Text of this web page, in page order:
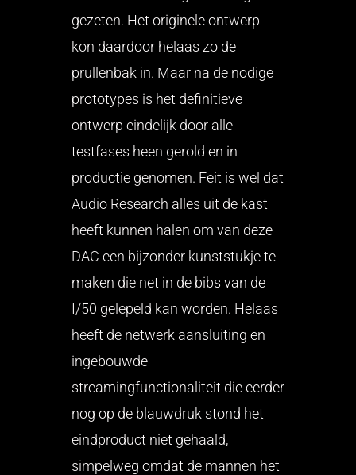
gezeten. Het originele ontwerp
kon daardoor helaas zo de
prullenbak in. Maar na de nodige
prototypes is het definitieve
ontwerp eindelijk door alle
testfases heen gerold en in
productie genomen. Feit is wel dat
Audio Research alles uit de kast
heeft kunnen halen om van deze
DAC een bijzonder kunststukje te
maken die net in de bibs van de
I/50 gelepeld kan worden. Helaas
heeft de netwerk aansluiting en
ingebouwde
streamingfunctionaliteit die eerder
nog op de blauwdruk stond het
eindproduct niet gehaald,
simpelweg omdat de mannen het